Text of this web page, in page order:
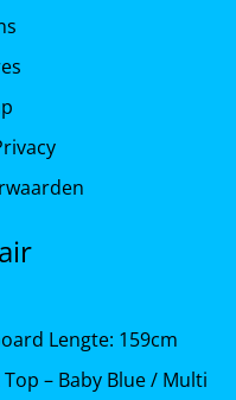
Lengte: 159cm
– Baby Blue / Multi